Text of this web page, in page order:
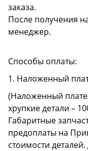
заказа.
После получения
менеджер.
Способы оплаты:
1. Наложенный
(Наложенный
хрупкие детали –
Габаритные
предоплаты на
стоимости